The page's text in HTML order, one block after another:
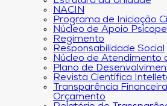
NACIN
Programa de Iniciação
Núcleo de Apoio
Regimento
Responsabilidade Social
Núcleo de Atendimento
Plano de
Revista Científica
Transparência
Orçamento